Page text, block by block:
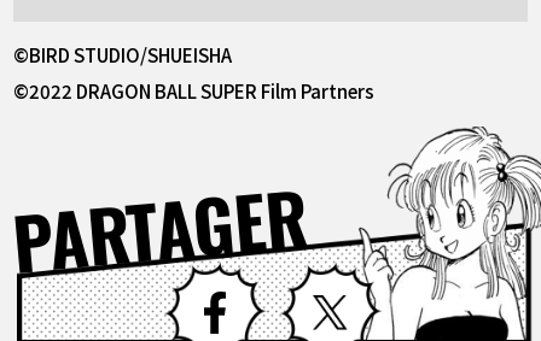
©BIRD STUDIO/SHUEISHA
©2022 DRAGON BALL SUPER Film Partners
PARTAGERFacebook X